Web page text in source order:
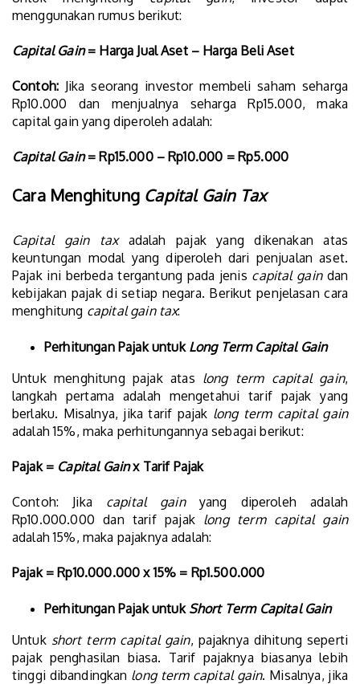
menggunakan rumus berikut:
Capital Gain= Harga Jual Aset – Harga Beli Aset
Contoh: Jika seorang investor membeli saham seharga
Rp10.000 dan menjualnya seharga Rp15.000, maka
capital gain yang diperoleh adalah:
Capital Gain= Rp15.000 – Rp10.000 = Rp5.000
Cara Menghitung Capital Gain Tax
Capital gain tax adalah pajak yang dikenakan atas
keuntungan modal yang diperoleh dari penjualan aset.
Pajak ini berbeda tergantung pada jenis capital gaindan
kebijakan pajak di setiap negara. Berikut penjelasan cara
menghitung capital gain tax:
Perhitungan Pajak untuk Long Term Capital Gain
Untuk menghitung pajak atas long term capital gain,
langkah pertama adalah mengetahui tarif pajak yang
berlaku. Misalnya, jika tarif pajak long term capital gain
adalah 15%, maka perhitungannya sebagai berikut:
Pajak = Capital Gainx Tarif Pajak
Contoh: Jika capital gainyang diperoleh adalah
Rp10.000.000 dan tarif pajak long term capital gain
adalah 15%, maka pajaknya adalah:
Pajak = Rp10.000.000 x 15% = Rp1.500.000
Perhitungan Pajak untuk Short Term Capital Gain
Untuk short term capital gain, pajaknya dihitung seperti
pajak penghasilan biasa. Tarif pajaknya biasanya lebih
tinggi dibandingkan long term capital gain. Misalnya, jika